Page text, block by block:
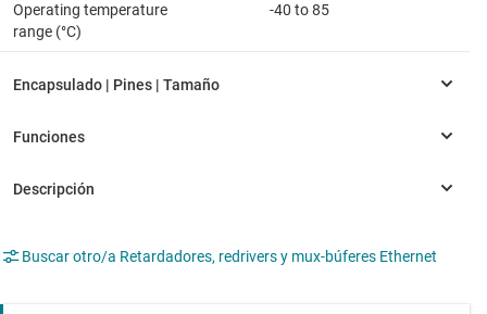
Operating temperature
range (°C)
-40 to 85
Buscar otro/a Retardadores, redrivers y mux-búferes Ethernet